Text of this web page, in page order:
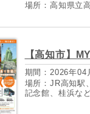
場所：高知県立
【高知市】
期間：2026年04
場所：JR高知駅
記念館、桂浜な